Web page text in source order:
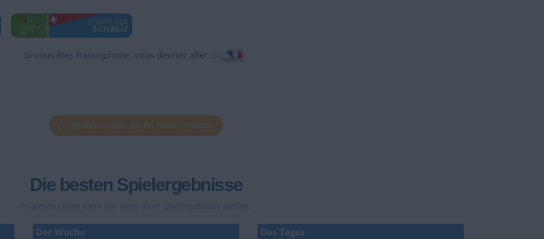
Si vous êtes francophone, vous devriez aller ici
Ein problem oder einen Fehler melden
Die besten Spielergebnisse
In diesen Listen kann nur eines Ihrer Spielergebnisse stehen.
Der Woche
Des Tages